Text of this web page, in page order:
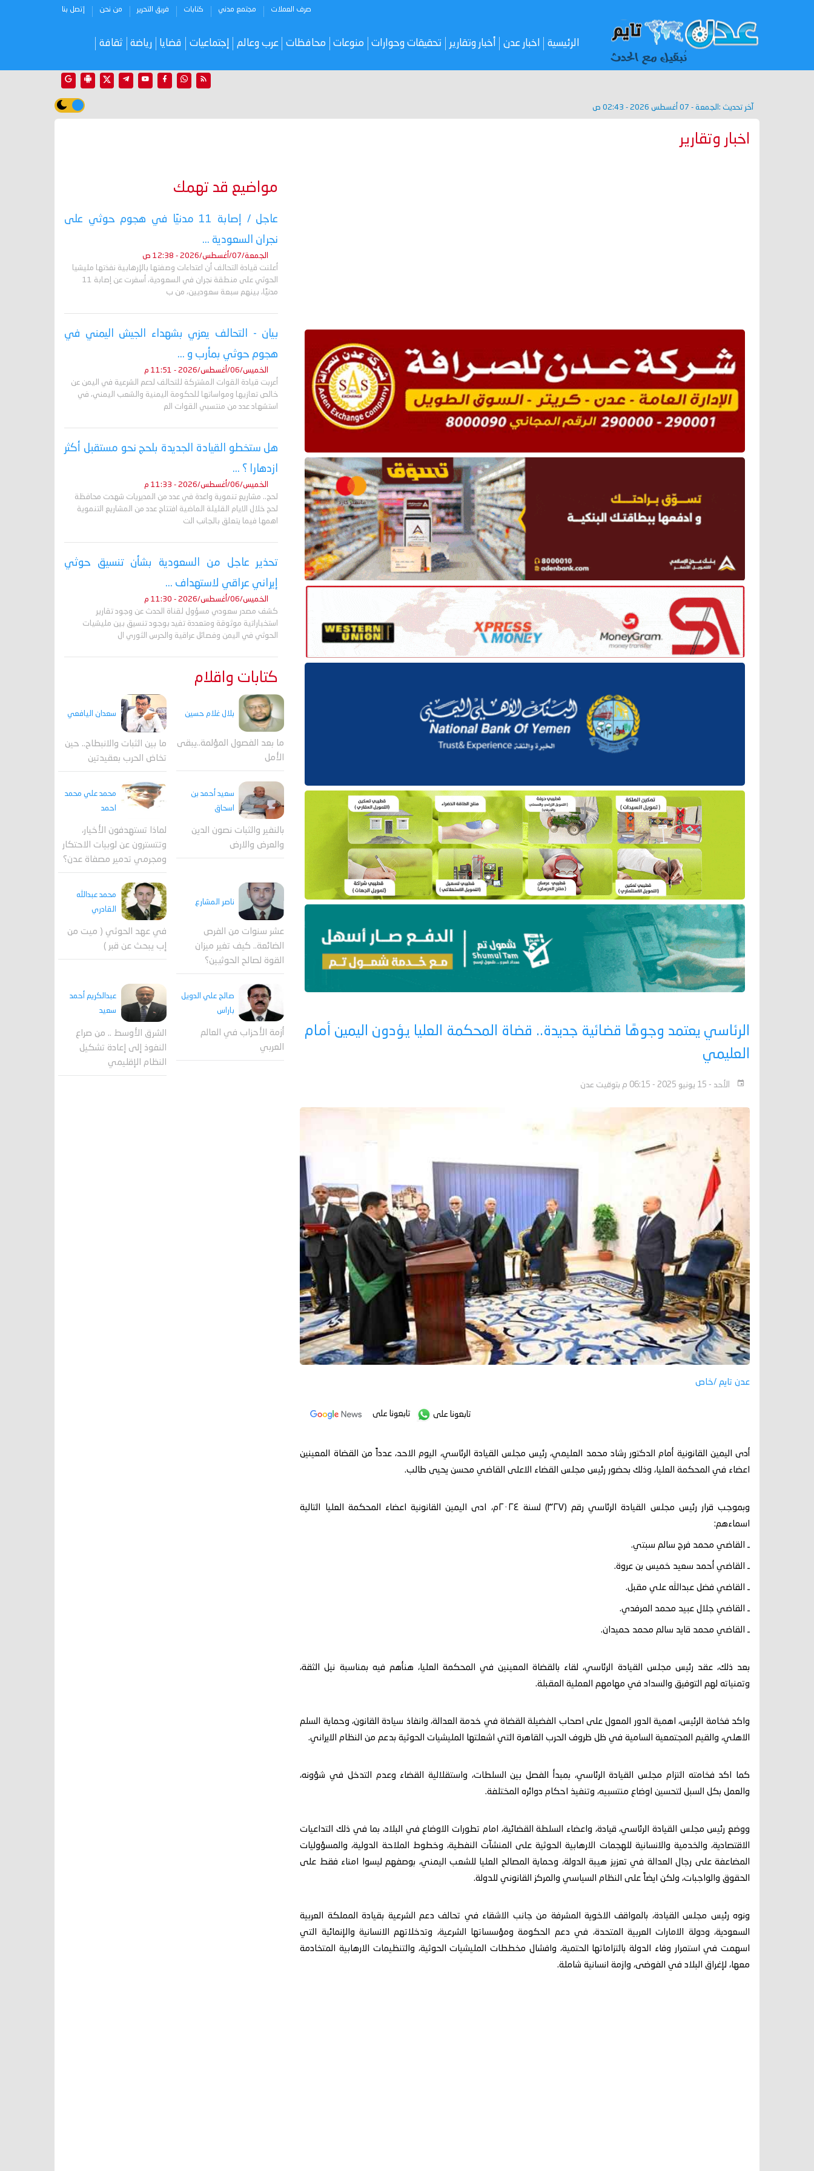
صرف العملات مجتمع مدني كتابات فريق التحرير من نحن إتصل بنا
الرئيسية اخبار عدن أخبار وتقارير تحقيقات وحوارات منوعات محافظات عرب وعالم إجتماعيات قضايا رياضة ثقافة
آخر تحديث : الجمعة - 07 أغسطس 2026 - 02:43 ص
اخبار وتقارير
الرئاسي يعتمد وجوهًا قضائية جديدة.. قضاة المحكمة العليا يؤدون اليمين أمام
العليمي
الأحد - 15 يونيو 2025 - 06:15 م بتوقيت عدن
عدن تايم /خاص
تابعونا على تابعونا على
أدى اليمين القانونية أمام الدكتور رشاد محمد العليمي، رئيس مجلس القيادة الرئاسي، اليوم الاحد، عدداً من القضاة المعينين
اعضاء في المحكمة العليا، وذلك بحضور رئيس مجلس القضاء الاعلى القاضي محسن يحيى طالب.
وبموجب قرار رئيس مجلس القيادة الرئاسي رقم (٣٢٧) لسنة ٢٠٢٤م، ادى اليمين القانونية اعضاء المحكمة العليا التالية
اسماءهم:
ـ القاضي محمد فرج سالم سبتي.
ـ القاضي أحمد سعيد خميس بن عروة.
ـ القاضي فضل عبدالله علي مقبل.
ـ القاضي جلال عبيد محمد المرفدي.
ـ القاضي محمد قايد سالم محمد حميدان.
بعد ذلك، عقد رئيس مجلس القيادة الرئاسي، لقاء بالقضاة المعينين في المحكمة العليا، هنأهم فيه بمناسبة نيل الثقة،
وتمنياته لهم التوفيق والسداد في مهامهم العملية المقبلة.
واكد فخامة الرئيس، اهمية الدور المعول على اصحاب الفضيلة القضاة في خدمة العدالة، وانفاذ سيادة القانون، وحماية السلم
الاهلي، والقيم المجتمعية السامية في ظل ظروف الحرب القاهرة التي اشعلتها المليشيات الحوثية بدعم من النظام الايراني.
كما اكد فخامته التزام مجلس القيادة الرئاسي، بمبدأ الفصل بين السلطات، واستقلالية القضاء وعدم التدخل في شؤونه،
والعمل بكل السبل لتحسين اوضاع منتسبيه، وتنفيذ احكام دوائره المختلفة.
ووضع رئيس مجلس القيادة الرئاسي، قيادة، واعضاء السلطة القضائية، امام تطورات الاوضاع في البلاد، بما في ذلك التداعيات
الاقتصادية، والخدمية والانسانية للهجمات الارهابية الحوثية على المنشآت النفطية، وخطوط الملاحة الدولية، والمسؤوليات
المضاعفة على رجال العدالة في تعزيز هيبة الدولة، وحماية المصالح العليا للشعب اليمني، بوصفهم ليسوا امناء فقط على
الحقوق والواجبات، ولكن ايضاً على النظام السياسي والمركز القانوني للدولة.
ونوه رئيس مجلس القيادة، بالمواقف الاخوية المشرفة من جانب الاشقاء في تحالف دعم الشرعية بقيادة المملكة العربية
السعودية، ودولة الامارات العربية المتحدة، في دعم الحكومة ومؤسساتها الشرعية، وتدخلاتهم الانسانية والإنمائية التي
اسهمت في استمرار وفاء الدولة بالتزاماتها الحتمية، وافشال مخططات المليشيات الحوثية، والتنظيمات الارهابية المتخادمة
معها، لإغراق البلاد في الفوضى، وازمة انسانية شاملة.
مواضيع قد تهمك
عاجل / إصابة 11 مدنيًا في هجوم حوثي على
نجران السعودية ...
الجمعة/07/أغسطس/2026 - 12:38 ص
أعلنت قيادة التحالف أن اعتداءات وصفتها بالإرهابية نفذتها مليشيا
الحوثي على منطقة نجران في السعودية، أسفرت عن إصابة 11
مدنيًا، بينهم سبعة سعوديين، من ب
بيان - التحالف يعزي بشهداء الجيش اليمني في
هجوم حوثي بمأرب و ...
الخميس/06/أغسطس/2026 - 11:51 م
أعربت قيادة القوات المشتركة للتحالف لدعم الشرعية في اليمن عن
خالص تعازيها ومواساتها للحكومة اليمنية والشعب اليمني، في
استشهاد عدد من منتسبي القوات الم
هل ستخطو القيادة الجديدة بلحج نحو مستقبل أكثر
ازدهارا ؟ ...
الخميس/06/أغسطس/2026 - 11:33 م
لحج.. مشاريع تنموية واعدة في عدد من المديريات شهدت محافظة
لحج خلال الايام القليلة الماضية افتتاح عدد من المشاريع التنموية
اهمها فيما يتعلق بالجانب الت
تحذير عاجل من السعودية بشأن تنسيق حوثي
إيراني عراقي لاستهداف ...
الخميس/06/أغسطس/2026 - 11:30 م
كشف مصدر سعودي مسؤول لقناة الحدث عن وجود تقارير
استخباراتية موثوقة ومتعددة تفيد بوجود تنسيق بين مليشيات
الحوثي في اليمن وفصائل عراقية والحرس الثوري ال
كتابات واقلام
بلال غلام حسين
ما بعد الفصول المؤلمة..يبقى
الأمل
سعدان اليافعي
ما بين الثبات والانبطاح.. حين
تخاض الحرب بعقيدتين
سعيد أحمد بن
اسحاق
بالنفير والثبات نصون الدين
والعرض والارض
محمد علي محمد
احمد
لماذا تستهدفون الأخيار،
وتتسترون عن لوبيات الاحتكار
ومجرمي تدمير مصفاة عدن؟
ناصر المشارع
عشر سنوات من الفرص
الضائعة.. كيف تغير ميزان
القوة لصالح الحوثيين؟
محمد عبدالله
القادري
في عهد الحوثي ( ميت من
إب يبحث عن قبر )
صالح علي الدويل
باراس
أزمة الأحزاب في العالم
العربي
عبدالكريم أحمد
سعيد
الشرق الأوسط .. من صراع
النفوذ إلى إعادة تشكيل
النظام الإقليمي